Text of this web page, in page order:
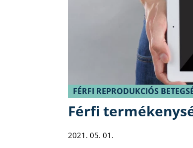
FÉRFI REPRODUKCIÓS
Férfi
2021. 05. 01.